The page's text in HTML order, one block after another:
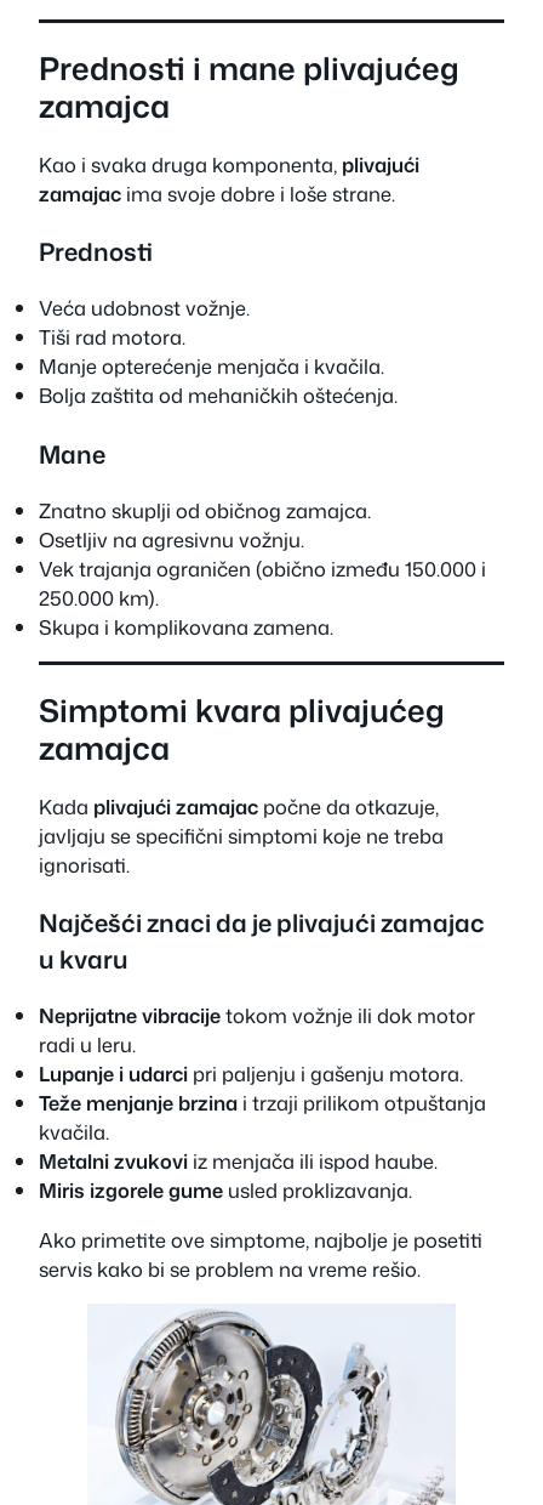
Prednosti i mane plivajućeg
zamajca
Kao i svaka druga komponenta, plivajući
zamajac ima svoje dobre i loše strane.
Prednosti
Veća udobnost vožnje.
Tiši rad motora.
Manje opterećenje menjača i kvačila.
Bolja zaštita od mehaničkih oštećenja.
Mane
Znatno skuplji od običnog zamajca.
Osetljiv na agresivnu vožnju.
Vek trajanja ograničen (obično između 150.000 i
250.000 km).
Skupa i komplikovana zamena.
Simptomi kvara plivajućeg
zamajca
Kada plivajući zamajac počne da otkazuje,
javljaju se specifični simptomi koje ne treba
ignorisati.
Najčešći znaci da je plivajući zamajac
u kvaru
Neprijatne vibracijetokom vožnje ili dok motor
radi u leru.
Lupanje i udarci pri paljenju i gašenju motora.
Teže menjanje brzina i trzaji prilikom otpuštanja
kvačila.
Metalni zvukovi iz menjača ili ispod haube.
Miris izgorele gume usled proklizavanja.
Ako primetite ove simptome, najbolje je posetiti
servis kako bi se problem na vreme rešio.